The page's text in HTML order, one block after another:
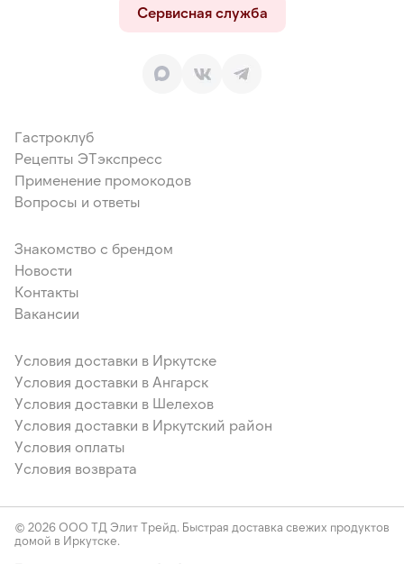
Сервисная служба
Гастроклуб
Рецепты ЭТэкспресс
Применение промокодов
Вопросы и ответы
Знакомство с брендом
Новости
Контакты
Вакансии
Условия доставки в Иркутске
Условия доставки в Ангарск
Условия доставки в Шелехов
Условия доставки в Иркутский район
Условия оплаты
Условия возврата
© 2026 ООО ТД Элит Трейд. Быстрая доставка свежих продуктов
домой в Иркутске.